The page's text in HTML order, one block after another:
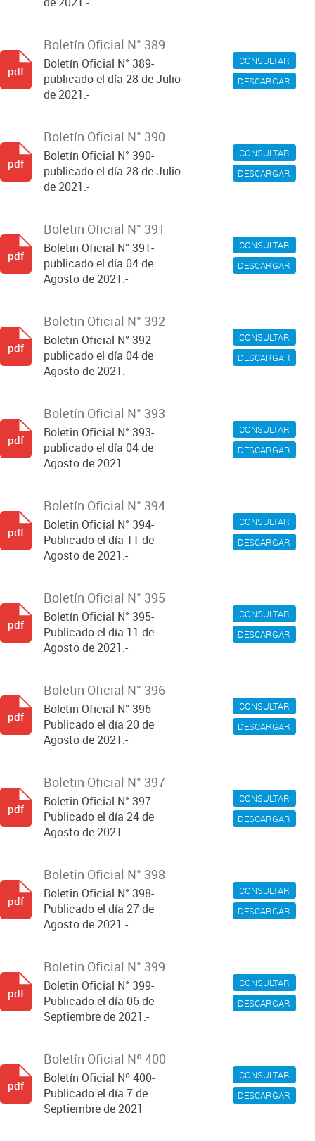
CONSULTAR
DESCARGAR
Boletín Oficial N° 389
Boletín Oficial N° 389-
publicado el día 28 de Julio
de 2021.-
pdf
CONSULTAR
DESCARGAR
Boletín Oficial N° 390
Boletín Oficial N° 390-
publicado el día 28 de Julio
de 2021.-
pdf
CONSULTAR
DESCARGAR
Boletin Oficial N° 391
Boletin Oficial N° 391-
publicado el día 04 de
Agosto de 2021.-
pdf
CONSULTAR
DESCARGAR
Boletin Oficial N° 392
Boletin Oficial N° 392-
publicado el día 04 de
Agosto de 2021.-
pdf
CONSULTAR
DESCARGAR
Boletín Oficial N° 393
Boletin Oficial N° 393-
publicado el día 04 de
Agosto de 2021.
pdf
CONSULTAR
DESCARGAR
Boletín Oficial N° 394
Boletin Oficial N° 394-
Publicado el día 11 de
Agosto de 2021.-
pdf
CONSULTAR
DESCARGAR
Boletín Oficial N° 395
Boletín Oficial N° 395-
Publicado el día 11 de
Agosto de 2021.-
pdf
CONSULTAR
DESCARGAR
Boletin Oficial N° 396
Boletin Oficial N° 396-
Publicado el día 20 de
Agosto de 2021.-
pdf
CONSULTAR
DESCARGAR
Boletin Oficial N° 397
Boletin Oficial N° 397-
Publicado el día 24 de
Agosto de 2021.-
pdf
CONSULTAR
DESCARGAR
Boletin Oficial N° 398
Boletin Oficial N° 398-
Publicado el día 27 de
Agosto de 2021.-
pdf
CONSULTAR
DESCARGAR
Boletin Oficial N° 399
Boletin Oficial N° 399-
Publicado el día 06 de
Septiembre de 2021.-
pdf
CONSULTAR
DESCARGAR
Boletín Oficial Nº 400
Boletín Oficial Nº 400-
Publicado el día 7 de
Septiembre de 2021
pdf